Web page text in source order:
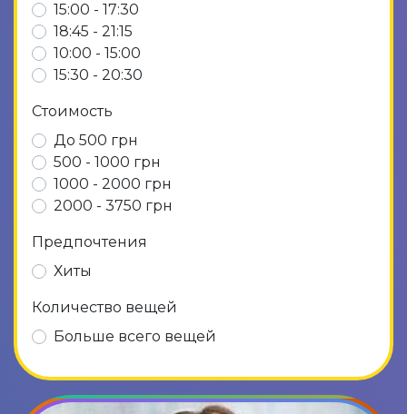
15:00 - 17:30
18:45 - 21:15
10:00 - 15:00
15:30 - 20:30
Стоимость
До 500 грн
500 - 1000 грн
1000 - 2000 грн
2000 - 3750 грн
Предпочтения
Хиты
Количество вещей
Больше всего вещей